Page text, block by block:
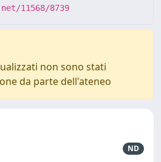
11568/8739
non sono stati
da parte dell'ateneo
ND